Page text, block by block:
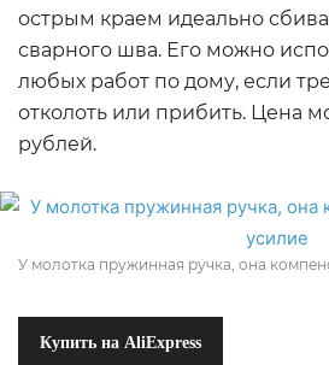
острым краем идеально
сварного шва. Его можно
любых работ по дому, если
отколоть или прибить. Цена
рублей.
У молотка пружинная ручка, она
Купить на AliExpress